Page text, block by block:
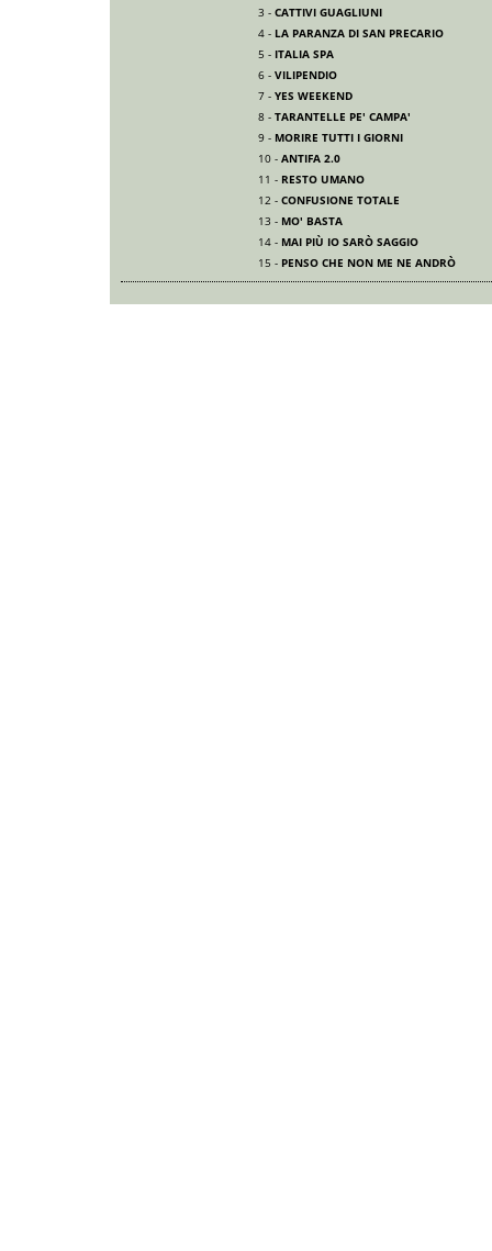
3 - CATTIVI GUAGLIUNI
4 - LA PARANZA DI SAN PRECARIO
5 - ITALIA SPA
6 - VILIPENDIO
7 - YES WEEKEND
8 - TARANTELLE PE' CAMPA'
9 - MORIRE TUTTI I GIORNI
10 - ANTIFA 2.0
11 - RESTO UMANO
12 - CONFUSIONE TOTALE
13 - MO' BASTA
14 - MAI PIÙ IO SARÒ SAGGIO
15 - PENSO CHE NON ME NE ANDRÒ